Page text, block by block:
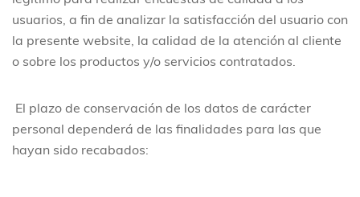
usuarios, a fin de analizar la satisfacción del usuario con
la presente website, la calidad de la atención al cliente
o sobre los productos y/o servicios contratados.
El plazo de conservación de los datos de carácter
personal dependerá de las finalidades para las que
hayan sido recabados: